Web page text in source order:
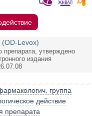
(OD-Levox)
утверждено
издания
группа
действие
препарата